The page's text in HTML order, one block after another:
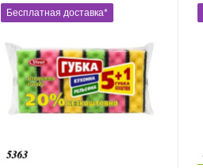
Бесплатная доставка*